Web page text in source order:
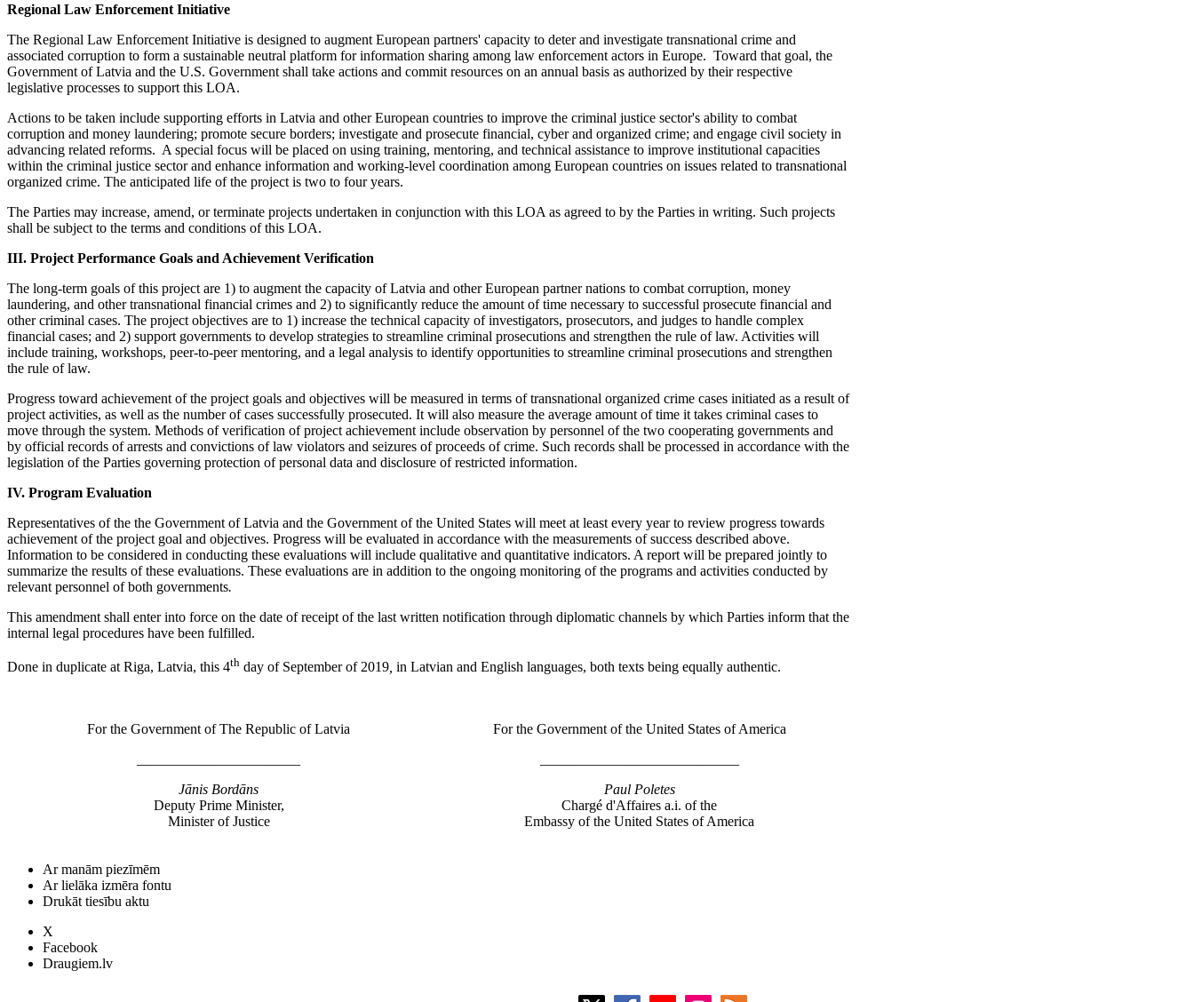
Regional Law Enforcement Initiative
The Regional Law Enforcement Initiative is designed to augment European partners' capacity to deter and investigate transnational crime and
associated corruption to form a sustainable neutral platform for information sharing among law enforcement actors in Europe. Toward that goal, the
Government of Latvia and the U.S. Government shall take actions and commit resources on an annual basis as authorized by their respective
legislative processes to support this LOA.
Actions to be taken include supporting efforts in Latvia and other European countries to improve the criminal justice sector's ability to combat
corruption and money laundering; promote secure borders; investigate and prosecute financial, cyber and organized crime; and engage civil society in
advancing related reforms. A special focus will be placed on using training, mentoring, and technical assistance to improve institutional capacities
within the criminal justice sector and enhance information and working-level coordination among European countries on issues related to transnational
organized crime. The anticipated life of the project is two to four years.
The Parties may increase, amend, or terminate projects undertaken in conjunction with this LOA as agreed to by the Parties in writing. Such projects
shall be subject to the terms and conditions of this LOA.
III. Project Performance Goals and Achievement Verification
The long-term goals of this project are 1) to augment the capacity of Latvia and other European partner nations to combat corruption, money
laundering, and other transnational financial crimes and 2) to significantly reduce the amount of time necessary to successful prosecute financial and
other criminal cases. The project objectives are to 1) increase the technical capacity of investigators, prosecutors, and judges to handle complex
financial cases; and 2) support governments to develop strategies to streamline criminal prosecutions and strengthen the rule of law. Activities will
include training, workshops, peer-to-peer mentoring, and a legal analysis to identify opportunities to streamline criminal prosecutions and strengthen
the rule of law.
Progress toward achievement of the project goals and objectives will be measured in terms of transnational organized crime cases initiated as a result of
project activities, as well as the number of cases successfully prosecuted. It will also measure the average amount of time it takes criminal cases to
move through the system. Methods of verification of project achievement include observation by personnel of the two cooperating governments and
by official records of arrests and convictions of law violators and seizures of proceeds of crime. Such records shall be processed in accordance with the
legislation of the Parties governing protection of personal data and disclosure of restricted information.
IV. Program Evaluation
Representatives of the the Government of Latvia and the Government of the United States will meet at least every year to review progress towards
achievement of the project goal and objectives. Progress will be evaluated in accordance with the measurements of success described above.
Information to be considered in conducting these evaluations will include qualitative and quantitative indicators. A report will be prepared jointly to
summarize the results of these evaluations. These evaluations are in addition to the ongoing monitoring of the programs and activities conducted by
relevant personnel of both governments.
This amendment shall enter into force on the date of receipt of the last written notification through diplomatic channels by which Parties inform that the
internal legal procedures have been fulfilled.
Done in duplicate at Riga, Latvia, this 4th day of September of 2019 in Latvian and English languages, both texts being equally authentic.
For the Government of The Republic of Latvia
Jānis Bordāns
Deputy Prime Minister,
Minister of Justice
For the Government of the United States of America
Paul Poletes
Chargé d'Affaires a.i. of the
Embassy of the United States of America
Ar manām piezīmēm
Ar lielāka izmēra fontu
Drukāt tiesību aktu
X
Facebook
Draugiem.lv